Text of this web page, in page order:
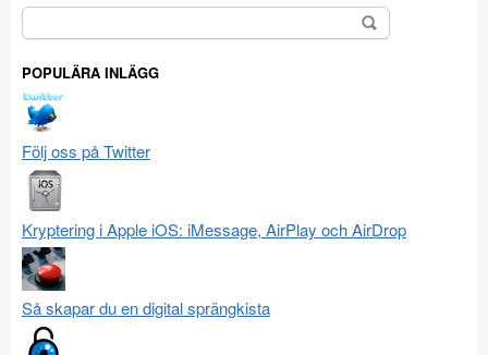
Sök
efter:
POPULÄRA INLÄGG
Följ oss på Twitter
Kryptering i Apple iOS: iMessage, AirPlay och AirDrop
Så skapar du en digital sprängkista